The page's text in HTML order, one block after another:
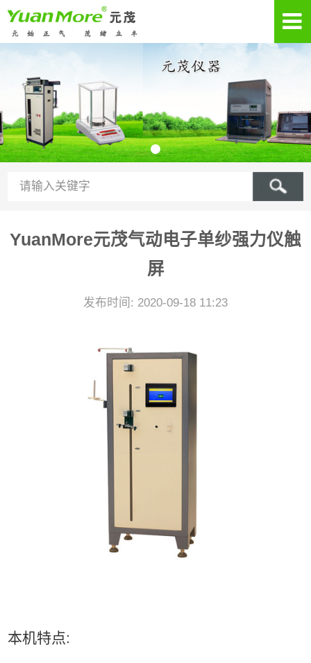
YuanMore元茂气动电子单纱强力仪触
屏
发布时间: 2020-09-18 11:23
本机特点: